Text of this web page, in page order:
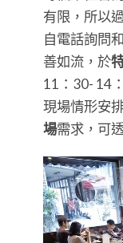
有限，所以
自電話詢問
善如流，於
11：30- 14
現場情形安
場需求，可